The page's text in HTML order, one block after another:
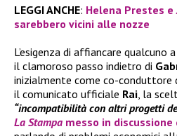
LEGGI ANCHE: Helena Prestes
sarebbero vicini alle nozze
L’esigenza di affiancare qualcuno a
il clamoroso passo indietro di
inizialmente come co-conduttore
il comunicato ufficiale Rai, la
“incompatibilità con altri progetti
La Stampa messo in